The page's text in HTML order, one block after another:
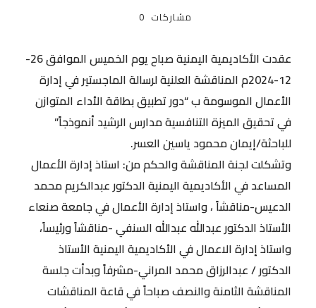
0 مشاركات
عقدت الأكاديمية اليمنية صباح يوم الخميس الموافق 26-
12-2024م المناقشة العلنية لرسالة الماجستير في إدارة
الأعمال الموسومة ب “دور تطبيق بطاقة الأداء المتوازن
في تحقيق الميزة التنافسية مدارس الرشيد أنموذجاً”
للباحثة/إيمان محمود ياسين العسر.
وتشكلت لجنة المناقشة والحكم من: استاذ إدارة الأعمال
المساعد في الأكاديمية اليمنية الدكتور عبدالكريم محمد
الدعيس-مناقشاً ، واستاذ إدارة الأعمال في جامعة صنعاء
الأستاذ الدكتور عبدالله عبدالله السنفي -مناقشاً ورئيساً،
واستاذ إدارة الاعمال في الأكاديمية اليمنية الأستاذ
الدكتور / عبدالرزاق محمد المراني-مشرفاً وبدأت جلسة
المناقشة الثامنة والنصف صباحاً في قاعة المناقشات